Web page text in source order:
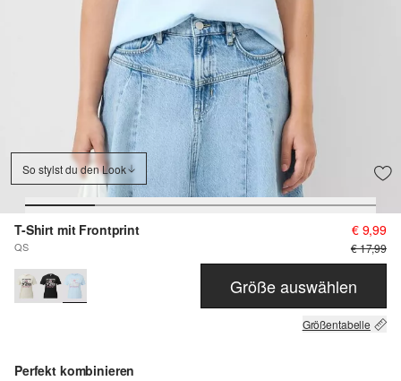
So stylst du den Look
T-Shirt mit Frontprint
QS
€ 9,99
€ 17,99
Größe auswählen
Größentabelle
Perfekt kombinieren